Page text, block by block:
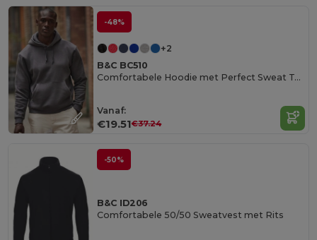
-48%
+2
B&C BC510
Comfortabele Hoodie met Perfect Sweat Technologie
Vanaf:
€19.51€37.24
-50%
B&C ID206
Comfortabele 50/50 Sweatvest met Rits